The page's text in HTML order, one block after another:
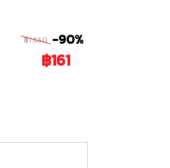
฿1,650 -90%
฿161